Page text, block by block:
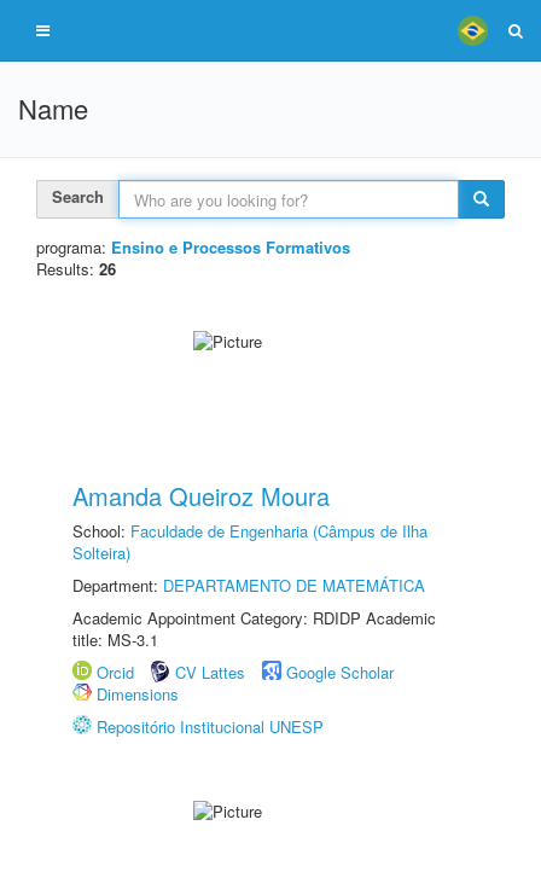
Name
Search
programa: Ensino e Processos Formativos
Results: 26
Amanda Queiroz Moura
School: Faculdade de Engenharia (Câmpus de Ilha
Solteira)
Department: DEPARTAMENTO DE MATEMÁTICA
Academic Appointment Category: RDIDP Academic
title: MS-3.1
Orcid
CV Lattes
Google Scholar
Dimensions
Repositório Institucional UNESP